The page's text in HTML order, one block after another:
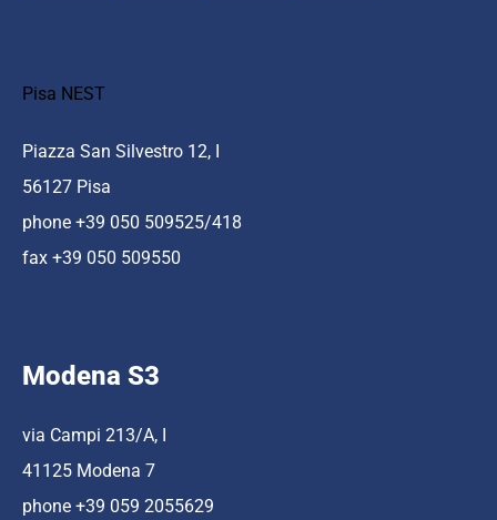
Pisa NEST
Piazza San Silvestro 12, I
56127 Pisa
phone +39 050 509525/418
fax +39 050 509550
Modena S3
via Campi 213/A, I
41125 Modena 7
phone +39 059 2055629